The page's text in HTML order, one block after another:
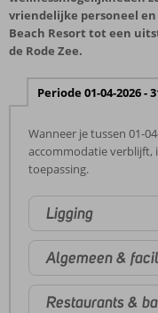
vriendelijke personeel
Beach Resort tot een
de Rode Zee.
Periode 01-04-2026 -
Wanneer je tussen 01-
accommodatie verblijft,
toepassing.
Ligging
Algemeen &
Restaurants &